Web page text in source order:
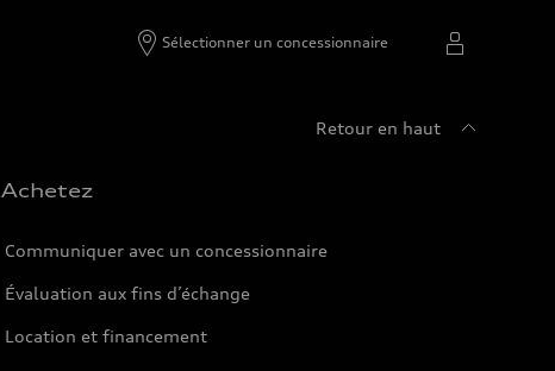
Sélectionner un concessionnaire
Retour en haut
Achetez
Communiquer avec un concessionnaire
Évaluation aux fins d’échange
Location et financement